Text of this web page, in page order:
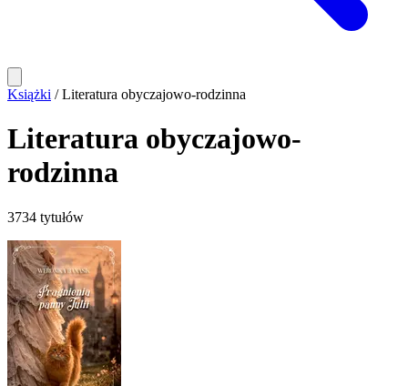
Książki / Literatura obyczajowo-rodzinna
Literatura obyczajowo-
rodzinna
3734 tytułów